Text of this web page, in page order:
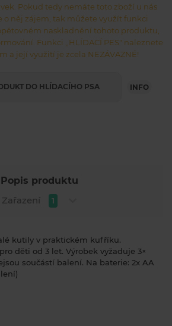
Pokud tedy nemáte toto zboží u nás
o něj zájem, tak můžete využít funkci
opětovném naskladnění tohoto produktu,
Funkci ,,HLÍDACÍ PES" naleznete
a její využití je zcela NEZÁVAZNÉ!
DO HLÍDACÍHO PSA INFO
Popis produktu
Zařazení
1
kutily v praktickém kufříku.
děti od 3 let. Výrobek vyžaduje 3×
součástí balení. Na baterie: 2x AA